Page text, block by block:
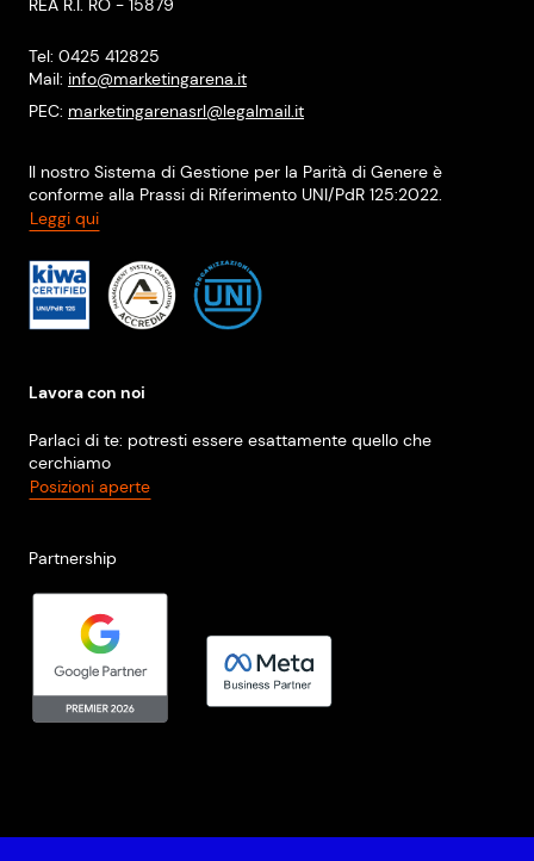
REA R.I. RO - 15879
Tel: 0425 412825
Mail: info@marketingarena.it
PEC: marketingarenasrl@legalmail.it
Il nostro Sistema di Gestione per la Parità di Genere è
conforme alla Prassi di Riferimento UNI/PdR 125:2022.
Leggi qui
Lavora con noi
Parlaci di te: potresti essere esattamente quello che
cerchiamo
Posizioni aperte
Partnership